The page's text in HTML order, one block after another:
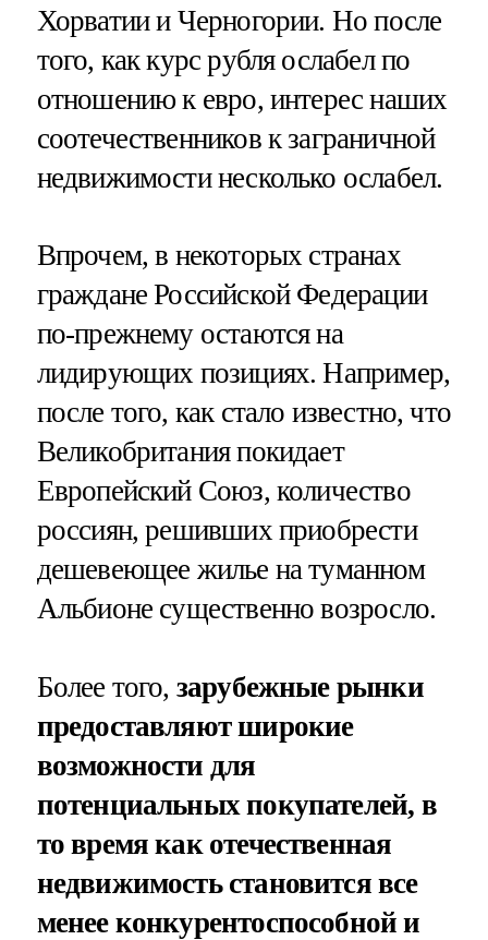
Хорватии и Черногории. Но после
того, как курс рубля ослабел по
отношению к евро, интерес наших
соотечественников к заграничной
недвижимости несколько ослабел.
Впрочем, в некоторых странах
граждане Российской Федерации
по-прежнему остаются на
лидирующих позициях. Например,
после того, как стало известно, что
Великобритания покидает
Европейский Союз, количество
россиян, решивших приобрести
дешевеющее жилье на туманном
Альбионе существенно возросло.
Более того, зарубежные рынки
предоставляют широкие
возможности для
потенциальных покупателей, в
то время как отечественная
недвижимость становится все
менее конкурентоспособной и